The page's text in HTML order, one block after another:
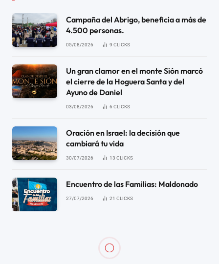
Campaña del Abrigo, beneficia a más de
4.500 personas.
05/08/2026 9 CLICKS
Un gran clamor en el monte Sión marcó
el cierre de la Hoguera Santa y del
Ayuno de Daniel
03/08/2026 6 CLICKS
Oración en Israel: la decisión que
cambiará tu vida
30/07/2026 13 CLICKS
Encuentro de las Familias: Maldonado
27/07/2026 21 CLICKS